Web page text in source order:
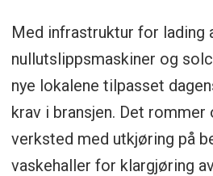
Med infrastruktur for lading
nullutslippsmaskiner og
nye lokalene tilpasset
krav i bransjen. Det
verksted med utkjøring på
vaskehaller for klargjøring